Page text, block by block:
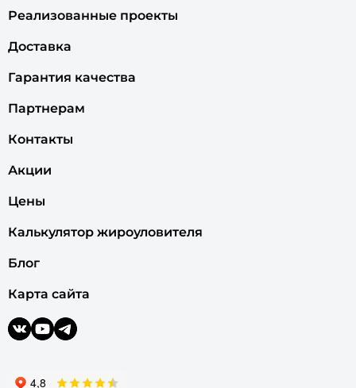
Реализованные проекты
Доставка
Гарантия качества
Партнерам
Контакты
Акции
Цены
Калькулятор жироуловителя
Блог
Карта сайта